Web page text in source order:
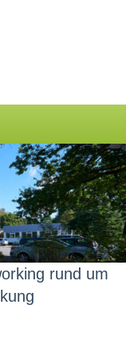
rund um